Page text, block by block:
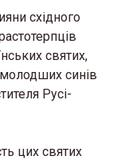
східного
святих,
синів
Русі-
цих святих